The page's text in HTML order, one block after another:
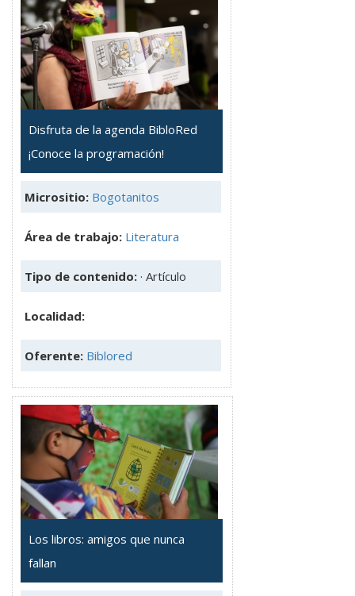
Disfruta de la agenda BibloRed
¡Conoce la programación!
Micrositio: Bogotanitos
Área de trabajo: Literatura
Tipo de contenido: · Artículo
Localidad:
Oferente: Biblored
Los libros: amigos que nunca
fallan